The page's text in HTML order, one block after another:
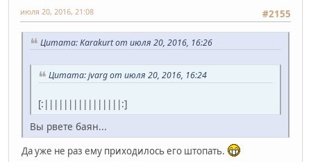
#2155
июля 20, 2016, 21:08
Цитата: Karakurt от июля 20, 2016, 16:26
Цитата: jvarg от июля 20, 2016, 16:24
[:||||||||||||||||:]
Вы рвете баян...
Да уже не раз ему приходилось его штопать.